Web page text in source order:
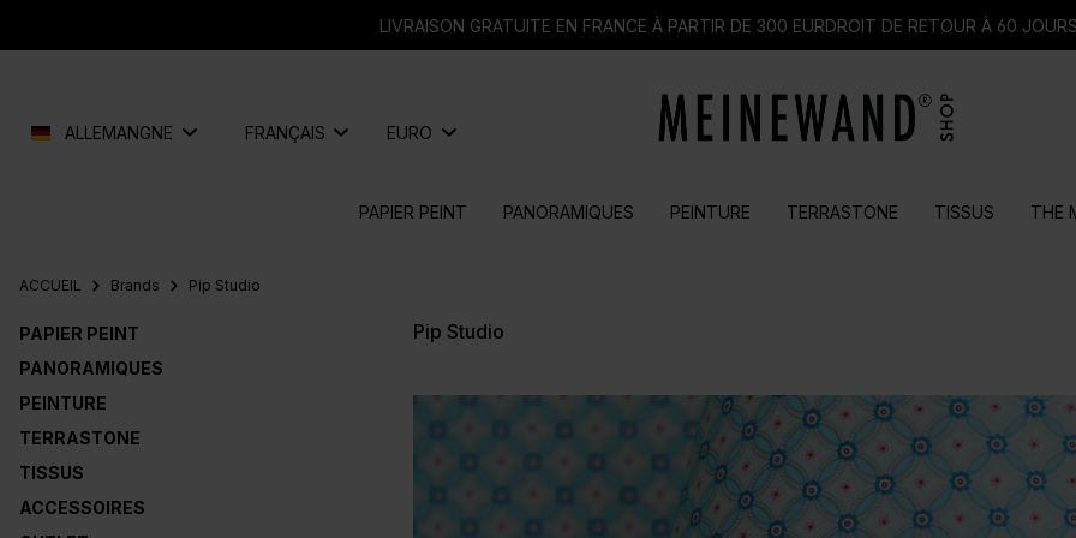
Passer à la navigation principaleLIVRAISON GRATUITE EN FRANCE À PARTIR DE 300 EURDROIT DE RETOUR À 60 JOURS
ALLEMANGNE FRANÇAIS EURO
PAPIER PEINT PANORAMIQUES PEINTURE TERRASTONE TISSUS THE
ACCUEIL Brands Pip Studio
PAPIER PEINT
PANORAMIQUES
PEINTURE
TERRASTONE
TISSUS
ACCESSOIRES
Pip Studio